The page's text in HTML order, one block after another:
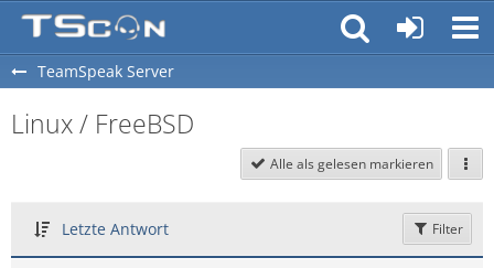
TeamSpeak Server
Linux / FreeBSD
Alle als gelesen markieren
Letzte Antwort Filter